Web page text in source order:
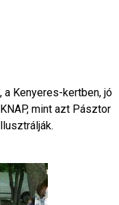
Kenyeres-kertben, jó
mint azt Pásztor